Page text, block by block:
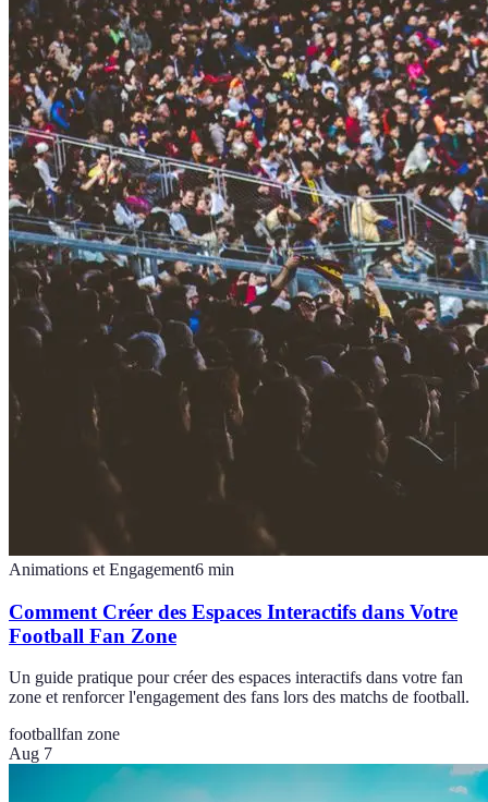
Animations et Engagement6 min
Comment Créer des Espaces Interactifs dans Votre
Football Fan Zone
Un guide pratique pour créer des espaces interactifs dans votre fan
zone et renforcer l'engagement des fans lors des matchs de football.
footballfan zone
Aug 7